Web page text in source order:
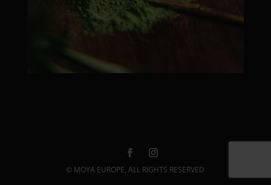
© MOYA EUROPE, ALL RIGHTS RESERVED